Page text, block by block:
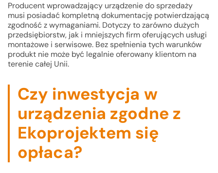
Producent wprowadzający urządzenie do sprzedaży
musi posiadać kompletną dokumentację potwierdzającą
zgodność z wymaganiami. Dotyczy to zarówno dużych
przedsiębiorstw, jak i mniejszych firm oferujących usługi
montażowe i serwisowe. Bez spełnienia tych warunków
produkt nie może być legalnie oferowany klientom na
terenie całej Unii.
Czy inwestycja w
urządzenia zgodne z
Ekoprojektem się
opłaca?